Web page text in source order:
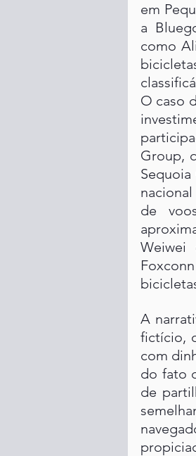
em
a
como
O caso
Group,
de
Weiwei
A
fictício,
com
do fato
de